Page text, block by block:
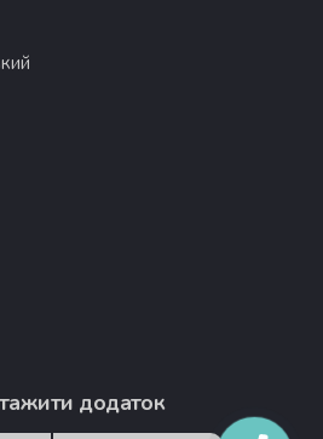
додаток